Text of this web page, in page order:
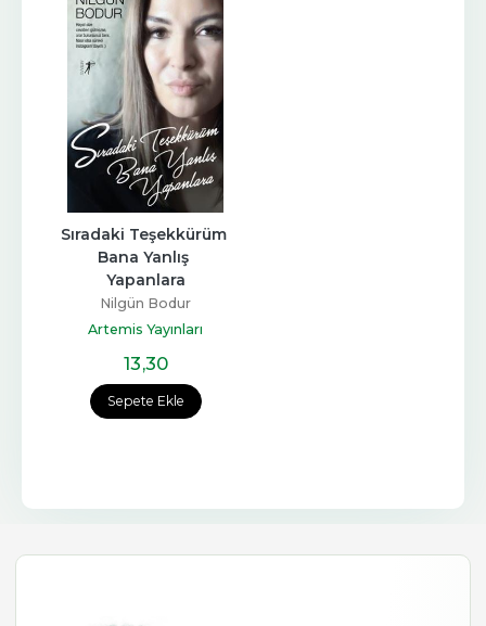
Sepete Ekle
Sıradaki Teşekkürüm
Bana Yanlış
Yapanlara
Nilgün Bodur
Artemis Yayınları
13,30